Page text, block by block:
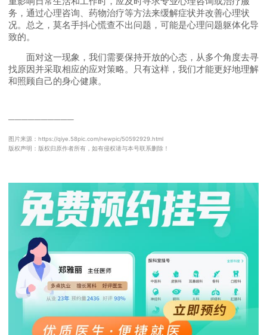
务，通过心理咨询、药物治疗等方法来缓解症状并改善心理状
况。总之，莫名手抖心慌查不出问题，可能是心理问题躯体化导
致的。
面对这一现象，我们需要保持开放的心态，从多个角度去寻
找原因并采取相应的应对策略。只有这样，我们才能更好地理解
和照顾自己的身心健康。
──────────
图片来源：https://qiye.58pic.com/newpic/50592929.html
版权声明：版权归原作者所有，如有侵权请与本号联系删除！